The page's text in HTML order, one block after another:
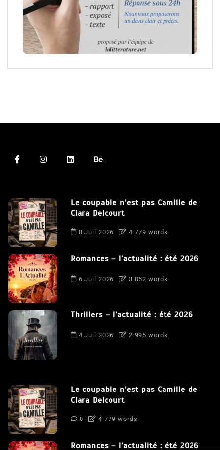
Le coupable n’est pas Camille de
Clara Delcourt
8 Juil 2026 4 779 words
Romances – l’actualité : été 2026
6 Juil 2026 3 052 words
Thrillers – l’actualité : été 2026
4 Juil 2026 2 995 words
Le coupable n’est pas Camille de
Clara Delcourt
0 4 779 words
Romances – l’actualité : été 2026